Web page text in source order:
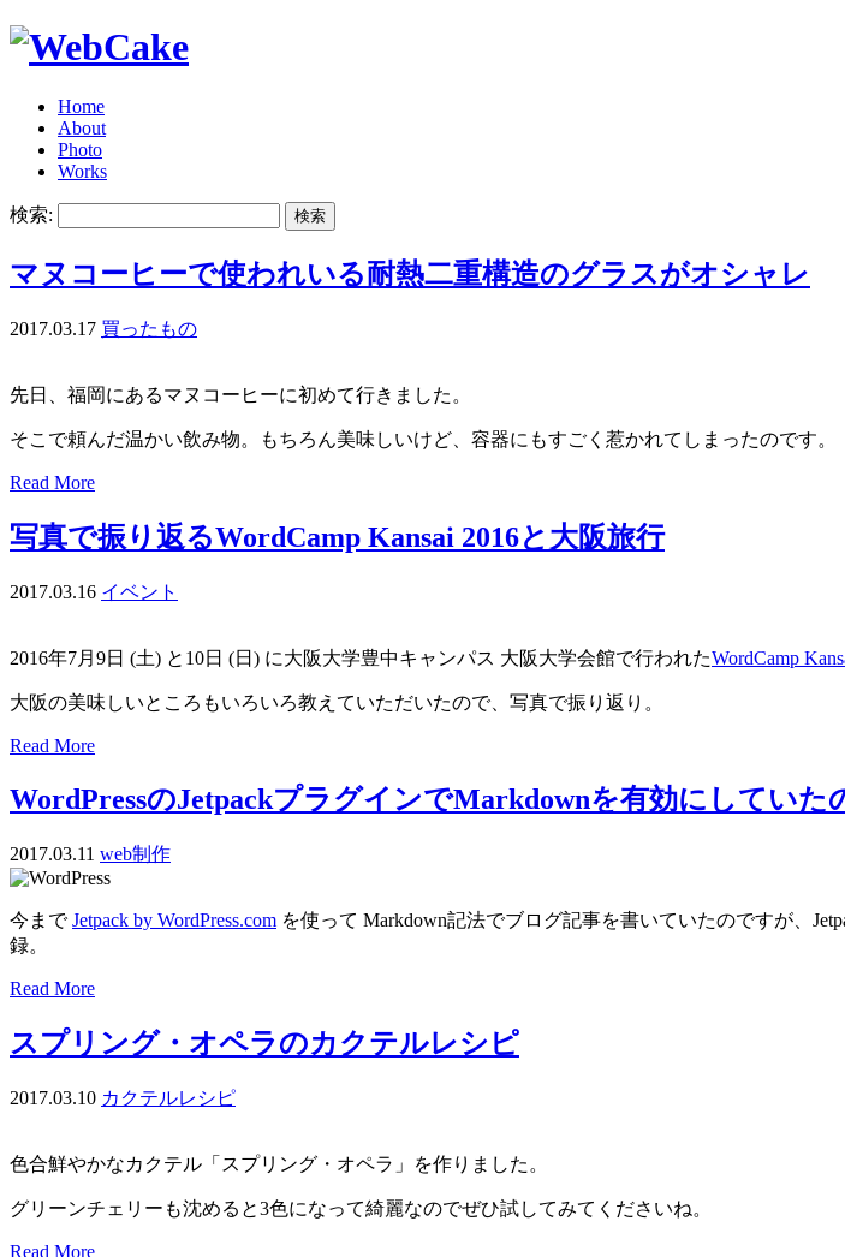
Home
About
Photo
Works
検索:
マヌコーヒーで使われいる耐熱二重構造のグラスがオシャレ
2017.03.17 買ったもの
先日、福岡にあるマヌコーヒーに初めて行きました。
そこで頼んだ温かい飲み物。もちろん美味しいけど、容器にもすごく惹かれてしまったのです。
Read More
写真で振り返るWordCamp Kansai 2016と大阪旅行
2017.03.16 イベント
2016年7月9日 (土) と10日 (日) に大阪大学豊中キャンパス 大阪大学会館で行われたWordCamp
大阪の美味しいところもいろいろ教えていただいたので、写真で振り返り。
Read More
WordPressのJetpackプラグインでMarkdownを有効にしていた
2017.03.11 web制作
今までJetpack by WordPress.com を使って Markdown記法でブログ記事を書いていたのですが、
録。
Read More
スプリング・オペラのカクテルレシピ
2017.03.10 カクテルレシピ
色合鮮やかなカクテル「スプリング・オペラ」を作りました。
グリーンチェリーも沈めると3色になって綺麗なのでぜひ試してみてくださいね。
Read More